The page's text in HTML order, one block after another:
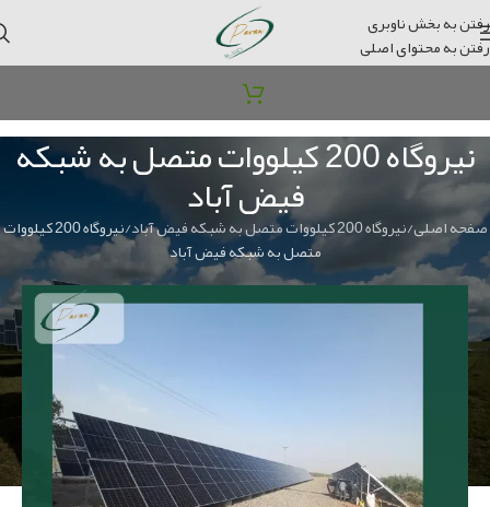
رفتن به بخش ناوبری
رفتن به محتوای اصلی
نیروگاه 200 کیلووات متصل به شبکه
فیض آباد صفحه اصلی نیروگاه 200 کیلووات متصل به شبکه فیض آباد نیروگاه 200 کیلووات
متصل به شبکه فیض آباد